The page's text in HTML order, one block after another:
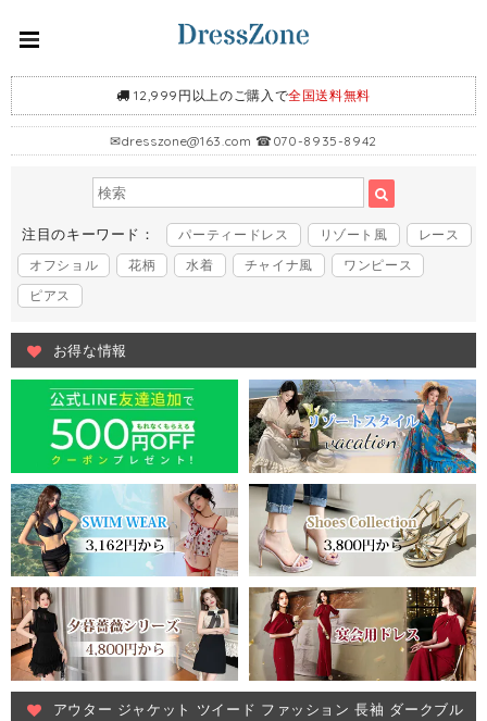
12,999円以上のご購入で全国送料無料
✉dresszone@163.com ☎070-8935-8942
注目のキーワード： パーティードレス リゾート風
レース
オフショル
花柄 水着 チャイナ風
ワンピース
ピアス
お得な情報
アウター ジャケット ツイード ファッション 長袖 ダークブル